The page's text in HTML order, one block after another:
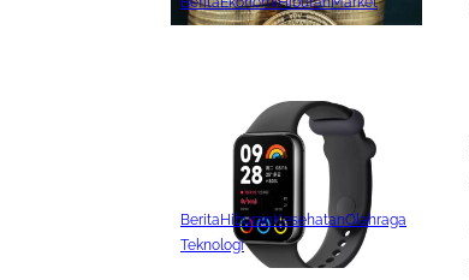
Berita HiburanKesehatanOlahraga
Teknologi